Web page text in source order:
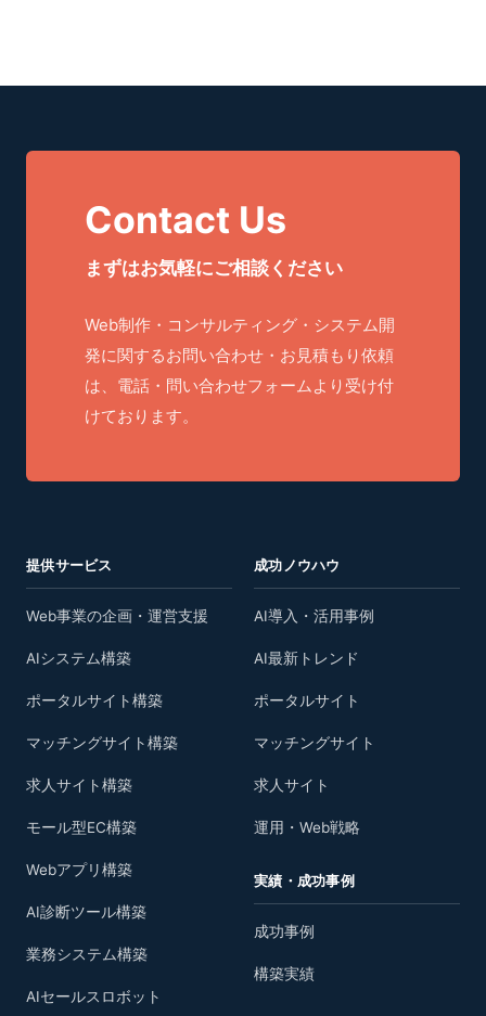
Contact Us
まずはお気軽にご相談ください
Web制作・コンサルティング・システム開
発に関するお問い合わせ・お見積もり依頼
は、電話・問い合わせフォームより受け付
けております。
提供サービス
Web事業の企画・運営支援
AIシステム構築
ポータルサイト構築
マッチングサイト構築
求人サイト構築
モール型EC構築
Webアプリ構築
AI診断ツール構築
業務システム構築
AIセールスロボット
成功ノウハウ
AI導入・活用事例
AI最新トレンド
ポータルサイト
マッチングサイト
求人サイト
運用・Web戦略
実績・成功事例
成功事例
構築実績